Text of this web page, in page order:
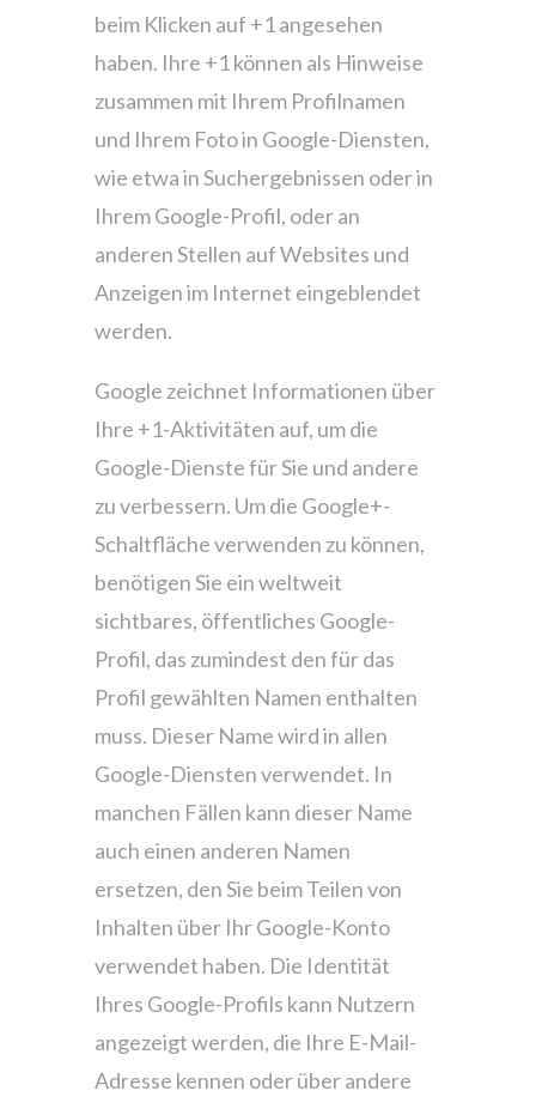
beim Klicken auf +1 angesehen
haben. Ihre +1 können als Hinweise
zusammen mit Ihrem Profilnamen
und Ihrem Foto in Google-Diensten,
wie etwa in Suchergebnissen oder in
Ihrem Google-Profil, oder an
anderen Stellen auf Websites und
Anzeigen im Internet eingeblendet
werden.
Google zeichnet Informationen über
Ihre +1-Aktivitäten auf, um die
Google-Dienste für Sie und andere
zu verbessern. Um die Google+-
Schaltfläche verwenden zu können,
benötigen Sie ein weltweit
sichtbares, öffentliches Google-
Profil, das zumindest den für das
Profil gewählten Namen enthalten
muss. Dieser Name wird in allen
Google-Diensten verwendet. In
manchen Fällen kann dieser Name
auch einen anderen Namen
ersetzen, den Sie beim Teilen von
Inhalten über Ihr Google-Konto
verwendet haben. Die Identität
Ihres Google-Profils kann Nutzern
angezeigt werden, die Ihre E-Mail-
Adresse kennen oder über andere